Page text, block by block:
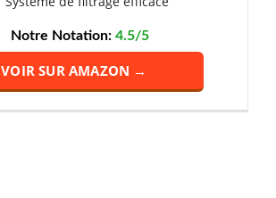
Notre Notation:4.5/5
VOIR SUR AMAZON →